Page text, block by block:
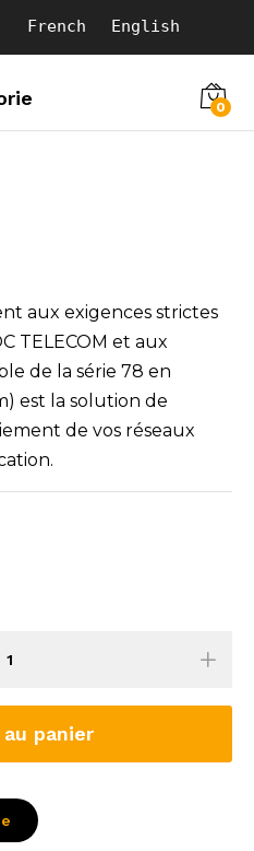
French English
0
aux exigences strictes
TELECOM et aux
de la série 78 en
est la solution de
de vos réseaux
panier